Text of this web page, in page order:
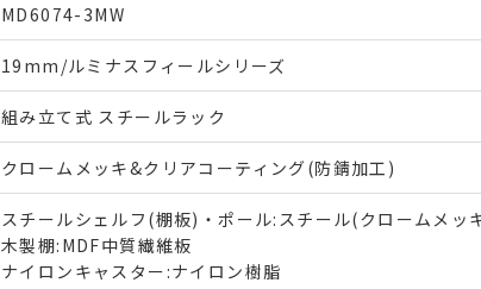
MD6074-3MW
19mm/ルミナスフィールシリーズ
組み立て式 スチールラック
クロームメッキ&クリアコーティング(防錆加工)
スチールシェルフ(棚板)・ポール:スチール(クロームメッ
木製棚:MDF中質繊維板
ナイロンキャスター:ナイロン樹脂